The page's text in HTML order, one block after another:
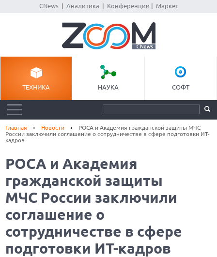
CNews| Аналитика Конференции Маркет
ТЕХНИКА НАУКА СОФТ
Главная Новости
РОСА и Академия гражданской защиты МЧС
России заключили соглашение о сотрудничестве в сфере подготовки ИТ-
кадров
РОСА и Академия
гражданской защиты
МЧС России заключили
соглашение о
сотрудничестве в сфере
подготовки ИТ-кадров